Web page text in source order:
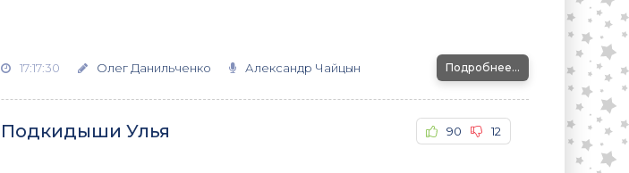
17:17:30 Олег Данильченко Александр Чайцын Подробнее...
Подкидыши Улья 90 12